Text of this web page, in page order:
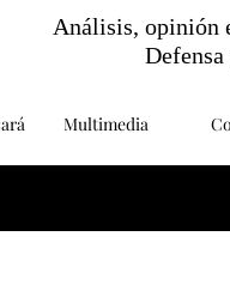
Multimedia
Análisis, opinión